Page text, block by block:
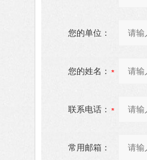
您的单位：
您的姓名：
联系电话：
常用邮箱：